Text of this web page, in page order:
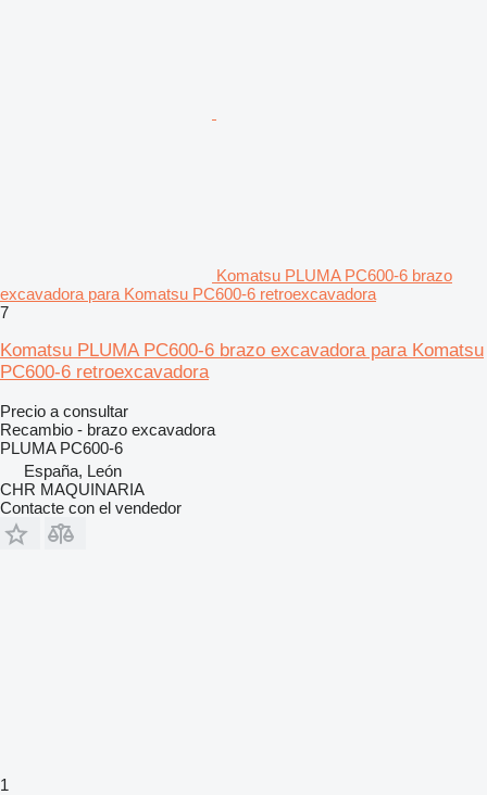
Komatsu PLUMA PC600-6 brazo
excavadora para Komatsu PC600-6 retroexcavadora
7
Komatsu PLUMA PC600-6 brazo excavadora para Komatsu
PC600-6 retroexcavadora
Precio a consultar
Recambio - brazo excavadora
PLUMA PC600-6
España, León
CHR MAQUINARIA
Contacte con el vendedor
1